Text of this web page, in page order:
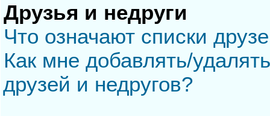
Друзья и недруги
Что означают списки
Как мне добавлять/
друзей и недругов?